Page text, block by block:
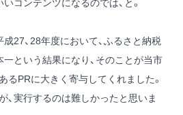
コンテンツになるのでは、と。
27、28年度において、ふるさと納税
という結果になり、そのことが当市
るPRに大きく寄与してくれました。
実行するのは難しかったと思いま